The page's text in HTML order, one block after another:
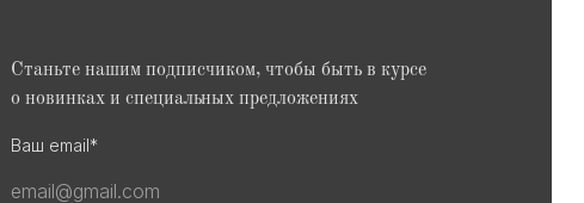
Станьте нашим подписчиком, чтобы быть в курсе
о новинках и специальных предложениях
Ваш email*